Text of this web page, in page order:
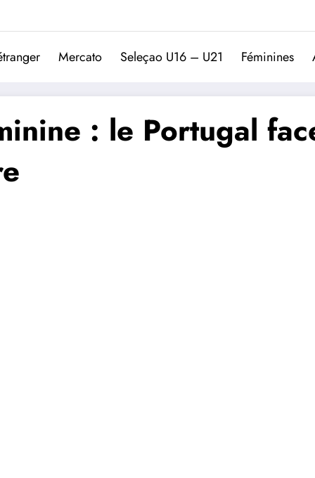
Trivela
L'actualité du football
Mercato Seleçao U16 – U21 Féminines
: le Portugal